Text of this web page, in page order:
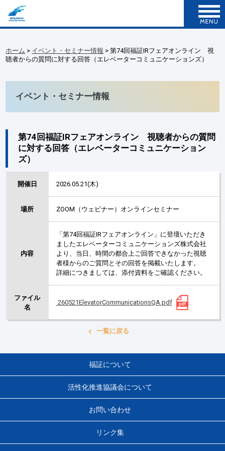
ホーム > イベント・セミナー情報 > 第74回福証IRフェアオンライン 視
聴者からの質問に対する回答（エレベーターコミュニケーションズ）
イベント・セミナー情報
第74回福証IRフェアオンライン 視聴者からの質問
に対する回答（エレベーターコミュニケーション
ズ）
開催日 2026.05.21(木)
場所 ZOOM（ウェビナー）オンラインセミナー
内容
「第74回福証IRフェアオンライン」に登壇いただき
ましたエレベーターコミュニケーションズ株式会社
より、当日、時間の都合上ご回答できなかった視聴
者様からのご質問とその回答を掲載いたします。
詳細につきましては、添付資料をご確認ください。
ファイル
名
260521ElevatorCommunicationsQA.pdf
一覧に戻る
福証について
活性化推進協議会について
お問い合わせ
リンク集